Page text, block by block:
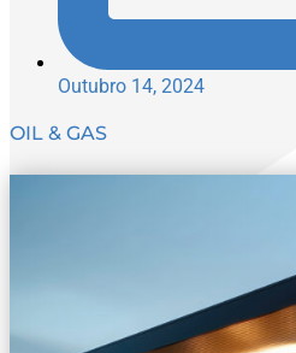
Outubro 14, 2024
OIL & GAS